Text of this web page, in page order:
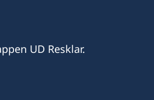
UD Resklar.